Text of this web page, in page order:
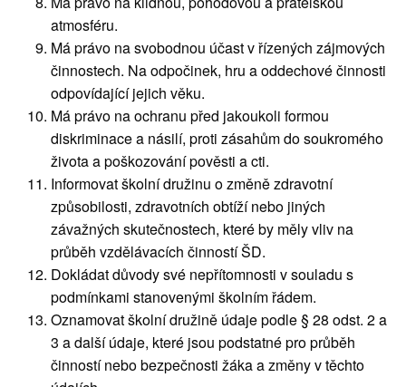
atmosféru.
Má právo na svobodnou účast v řízených zájmových
činnostech. Na odpočinek, hru a oddechové činnosti
odpovídající jejich věku.
Má právo na ochranu před jakoukoli formou
diskriminace a násilí, proti zásahům do soukromého
života a poškozování pověsti a cti.
Informovat školní družinu o změně zdravotní
způsobilosti, zdravotních obtíží nebo jiných
závažných skutečnostech, které by měly vliv na
průběh vzdělávacích činností ŠD.
Dokládat důvody své nepřítomnosti v souladu s
podmínkami stanovenými školním řádem.
Oznamovat školní družině údaje podle § 28 odst. 2 a
3 a další údaje, které jsou podstatné pro průběh
činností nebo bezpečnosti žáka a změny v těchto